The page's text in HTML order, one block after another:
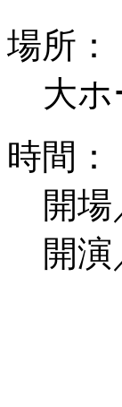
場所：
大
時間：
開
開演